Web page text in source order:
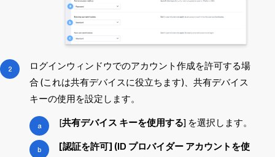
ログインウィンドウでのアカウント作成を許可する場
合 (これは共有デバイスに役立ちます)、共有デバイス
キーの使用を設定します。
[共有デバイス キーを使用する] を選択します。
[認証を許可] (ID プロバイダー アカウントを使